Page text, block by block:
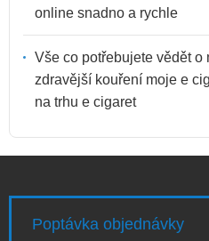
online snadno a rychle
Vše co potřebujete vědět o
zdravější kouření moje e
na trhu e cigaret
Poptávka objednávky